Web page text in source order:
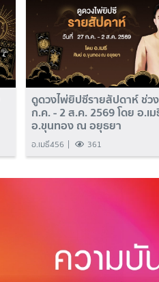
ดูดวงไพ่ยิปซีรายสัปดาห์ ช่ว
ก.ค. - 2 ส.ค. 2569 โดย อ.เ
อ.ขุนทอง ณ อยุธยา
อ.เมธี456 361